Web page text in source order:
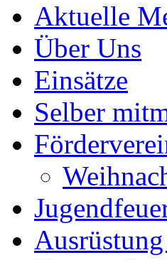
Aktuelle
Über Uns
Einsätze
Selber